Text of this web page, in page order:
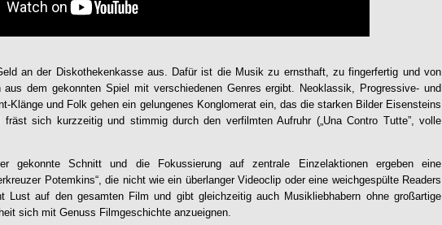
an der Diskothekenkasse aus. Dafür ist die Musik zu ernsthaft, zu fingerfertig und von
dem gekonnten Spiel mit verschiedenen Genres ergibt. Neoklassik, Progressive- und
Klänge und Folk gehen ein gelungenes Konglomerat ein, das die starken Bilder Eisensteins
sich kurzzeitig und stimmig durch den verfilmten Aufruhr („Una Contro Tutte”, volle
gekonnte Schnitt und die Fokussierung auf zentrale Einzelaktionen ergeben eine
Potemkins“, die nicht wie ein überlanger Videoclip oder eine weichgespülte Readers
Lust auf den gesamten Film und gibt gleichzeitig auch Musikliebhabern ohne großartige
sich mit Genuss Filmgeschichte anzueignen.